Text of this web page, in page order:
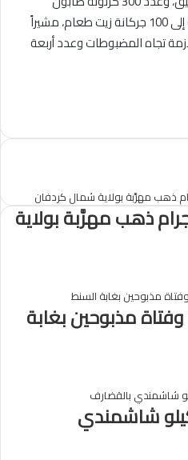
وكذلك 70 كرتونة خميرة إضافة إلى 100 جركانة زيت طعام، مشيراً
تجاه المضبوطات وعدد أربعة
2 كيلو جرام ذهب مهرَّبة بولاية
مذبوحين بغابة
تضبط “58” كيلو شاشمندي